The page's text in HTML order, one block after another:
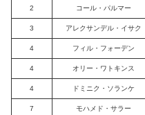
2 コール・パルマー
3 アレクサンデル・イサク
4 フィル・フォーデン
4 オリー・ワトキンス
4 ドミニク・ソランケ
7 モハメド・サラー